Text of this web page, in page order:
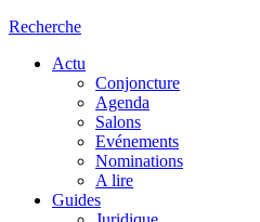
Recherche
Actu
Conjoncture
Agenda
Salons
Evénements
Nominations
A lire
Guides